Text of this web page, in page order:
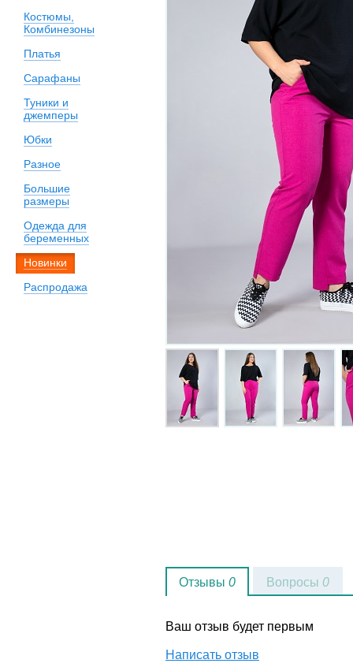
Костюмы,
Комбинезоны
Платья
Сарафаны
Туники и
джемперы
Юбки
Разное
Большие
размеры
Одежда для
беременных
Новинки
Распродажа
Отзывы 0
Ваш отзыв будет первым
Написать отзыв
Вопросы 0